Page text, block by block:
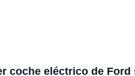
coche eléctrico de Ford